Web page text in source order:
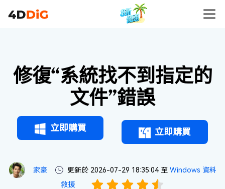
修復“系統找不到指定的
文件”錯誤
立即購買 立即購買
家豪 更新於 2026-07-29 18:35:04 至 Windows 資料
救援